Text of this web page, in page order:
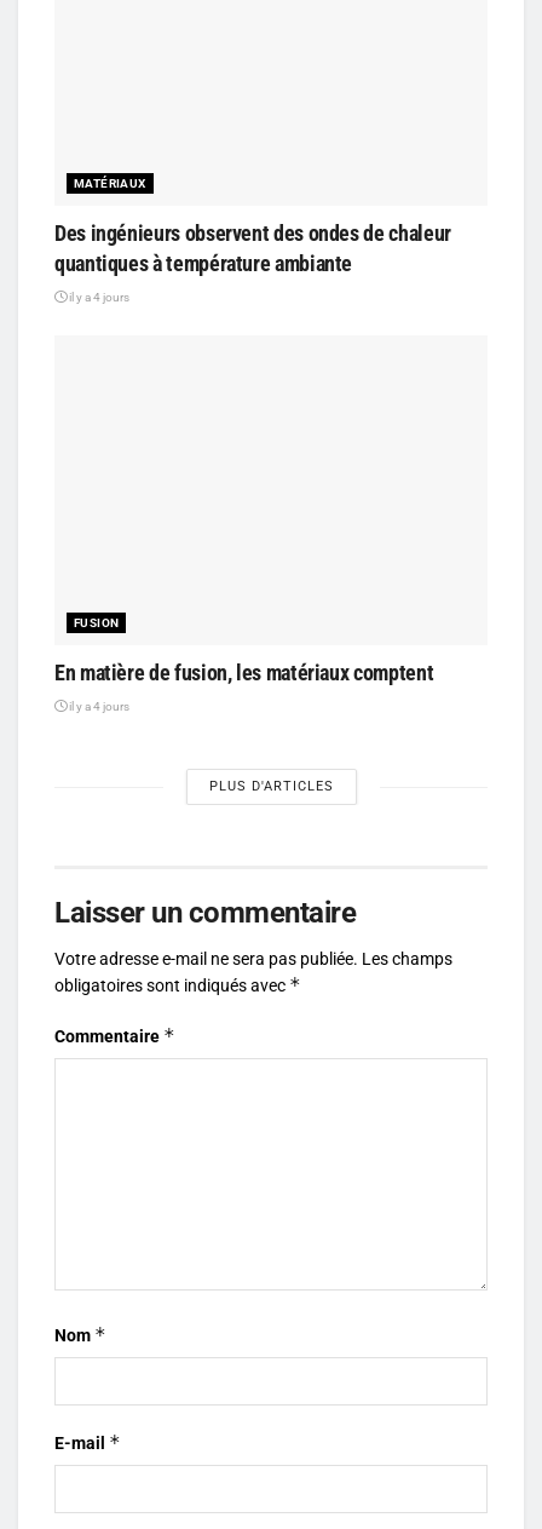
MATÉRIAUX
Des ingénieurs observent des ondes de chaleur
quantiques à température ambiante
il y a 4 jours
FUSION
En matière de fusion, les matériaux comptent
il y a 4 jours
PLUS D'ARTICLES
Laisser un commentaire
Votre adresse e-mail ne sera pas publiée. Les champs
obligatoires sont indiqués avec *
Commentaire *
Nom *
E-mail *